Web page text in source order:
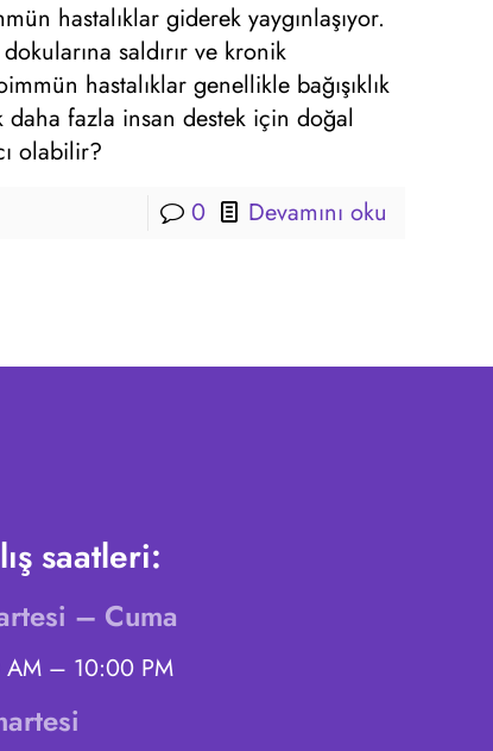
hastalıklar giderek yaygınlaşıyor.
saldırır ve kronik
hastalıklar genellikle bağışıklık
daha fazla insan destek için doğal
olabilir?
0 Devamını oku
saatleri:
– Cuma
– 10:00 PM